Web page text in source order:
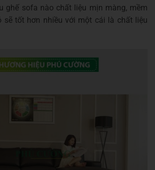
ghế sofa nào chất liệu mịn màng, mềm
sẽ tốt hơn nhiều với một cái là chất liệu